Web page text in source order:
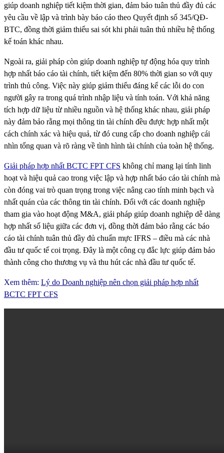
giúp doanh nghiệp tiết kiệm thời gian, đảm bảo tuân thủ đầy đủ các
yêu cầu về lập và trình bày báo cáo theo Quyết định số 345/QĐ-
BTC, đồng thời giảm thiểu sai sót khi phải tuân thủ nhiều hệ thống
kế toán khác nhau.
Ngoài ra, giải pháp còn giúp doanh nghiệp tự động hóa quy trình
hợp nhất báo cáo tài chính, tiết kiệm đến 80% thời gian so với quy
trình thủ công. Việc này giúp giảm thiểu đáng kể các lỗi do con
người gây ra trong quá trình nhập liệu và tính toán. Với khả năng
tích hợp dữ liệu từ nhiều nguồn và hệ thống khác nhau, giải pháp
này đảm bảo rằng mọi thông tin tài chính đều được hợp nhất một
cách chính xác và hiệu quả, từ đó cung cấp cho doanh nghiệp cái
nhìn tổng quan và rõ ràng về tình hình tài chính của toàn hệ thống.
Giải pháp hợp nhất BCTC FPT CFS không chỉ mang lại tính linh
hoạt và hiệu quả cao trong việc lập và hợp nhất báo cáo tài chính mà
còn đóng vai trò quan trọng trong việc nâng cao tính minh bạch và
nhất quán của các thông tin tài chính. Đối với các doanh nghiệp
tham gia vào hoạt động M&A, giải pháp giúp doanh nghiệp dễ dàng
hợp nhất số liệu giữa các đơn vị, đồng thời đảm bảo rằng các báo
cáo tài chính tuân thủ đầy đủ chuẩn mực IFRS – điều mà các nhà
đầu tư quốc tế coi trọng. Đây là một công cụ đắc lực giúp đảm bảo
thành công cho thương vụ và thu hút các nhà đầu tư quốc tế.
Xem thêm: Lý do Doanh nghiệp nên chọn giải pháp hợp nhất
BCTC FPT CFS